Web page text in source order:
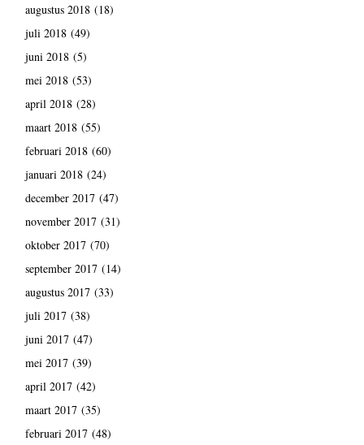
augustus 2018(18)
juli 2018(49)
juni 2018(5)
mei 2018(53)
april 2018(28)
maart 2018(55)
februari 2018(60)
januari 2018(24)
december 2017(47)
november 2017(31)
oktober 2017(70)
september 2017(14)
augustus 2017(33)
juli 2017(38)
juni 2017(47)
mei 2017(39)
april 2017(42)
maart 2017(35)
februari 2017(48)